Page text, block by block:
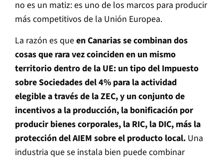
no es un matiz: es uno de los marcos para producir
más competitivos de la Unión Europea.
La razón es queen Canarias se combinan dos
cosas que rara vez coinciden en un mismo
territorio dentro de la UE: un tipo del Impuesto
sobre Sociedades del 4% para la actividad
elegible a través de la ZEC, y un conjunto de
incentivos a la producción, la bonificación por
producir bienes corporales, la RIC, la DIC, más la
protección del AIEM sobre el producto local. Una
industria que se instala bien puede combinar